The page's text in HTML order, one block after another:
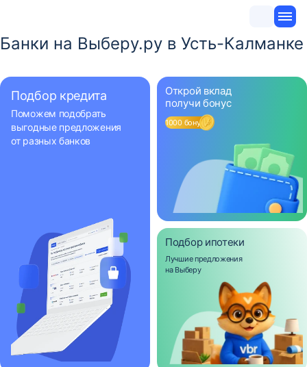
Банки на Выберу.ру в Усть-Калманке
Подбор кредита
Поможем подобрать
выгодные предложения
от разных банков
Открой вклад
получи бонус
1000 бонусов
Подбор ипотеки
Лучшие предложения
на Выберу